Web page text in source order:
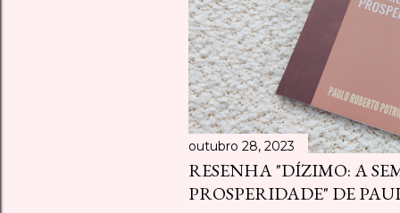
outubro 28, 2023
RESENHA "DÍZIMO: A
PROSPERIDADE" DE